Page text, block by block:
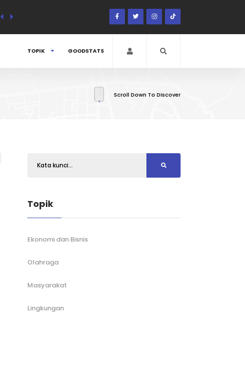
TOPIK GOODSTATS
Scroll Down To Discover
Topik
Ekonomi dan Bisnis
Olahraga
Masyarakat
Lingkungan